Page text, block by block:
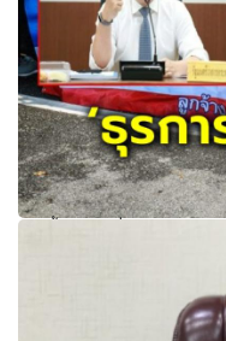
‘ครูตั้น’ ไม่หวั่นม็อบกดดัน